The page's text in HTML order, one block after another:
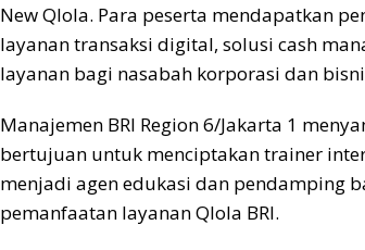
New Qlola. Para peserta mendapatkan
layanan transaksi digital, solusi cash
layanan bagi nasabah korporasi dan
Manajemen BRI Region 6/Jakarta 1
bertujuan untuk menciptakan trainer
menjadi agen edukasi dan pendamping
pemanfaatan layanan Qlola BRI.